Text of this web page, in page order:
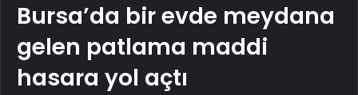
Bursa’da bir evde meydana
gelen patlama maddi
hasara yol açtı